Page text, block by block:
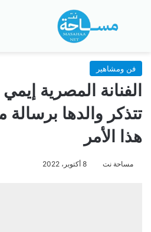
بحث عن
فن ومشاهير
الفنانة المصرية
تتذكر والدها برسالة
هذا الأمر
مساحة نت 8 أكتوبر، 2022